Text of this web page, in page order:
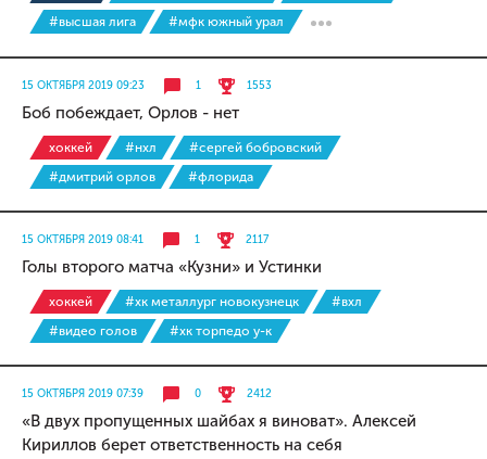
#высшая лига
#мфк южный урал
15 ОКТЯБРЯ 2019 09:23 1 1553
Боб побеждает, Орлов - нет
хоккей #нхл
#сергей бобровский
#дмитрий орлов
#флорида
15 ОКТЯБРЯ 2019 08:41 1 2117
Голы второго матча «Кузни» и Устинки
хоккей #хк металлург новокузнецк
#вхл
#видео голов
#хк торпедо у-к
15 ОКТЯБРЯ 2019 07:39 0 2412
«В двух пропущенных шайбах я виноват». Алексей
Кириллов берет ответственность на себя